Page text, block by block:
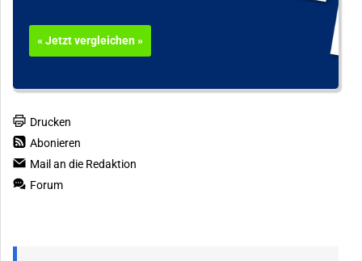
« Jetzt vergleichen »
Drucken
Abonieren
Mail an die Redaktion
Forum